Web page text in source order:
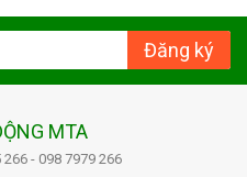
Đăng ký
MTA
- 098 7979 266